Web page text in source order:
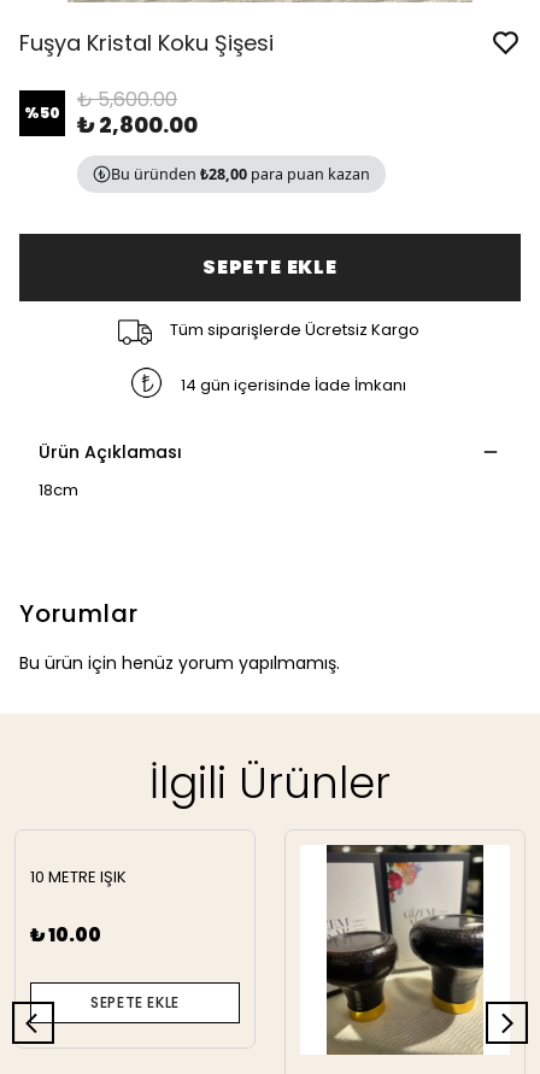
Fuşya Kristal Koku Şişesi
%50 ₺ 5,600.00
₺ 2,800.00
Bu üründen ₺28,00 para puan kazan
SEPETE EKLE
Tüm siparişlerde Ücretsiz Kargo
14 gün içerisinde İade İmkanı
Ürün Açıklaması
18cm
Yorumlar
Bu ürün için henüz yorum yapılmamış.
İlgili Ürünler
10 METRE IŞIK
₺ 10.00
SEPETE EKLE